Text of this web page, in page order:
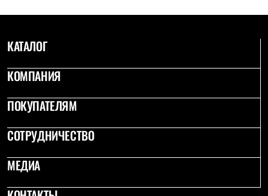
КАТАЛОГ
КОМПАНИЯ
ПОКУПАТЕЛЯМ
СОТРУДНИЧЕСТВО
МЕДИА